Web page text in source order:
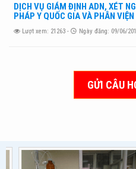
DỊCH VỤ GIÁM ĐỊNH ADN, XÉT
PHÁP Y QUỐC GIA VÀ PHÂN
Lượt xem: 21263 - Ngày đăng: 09/06/
GỬI CÂU